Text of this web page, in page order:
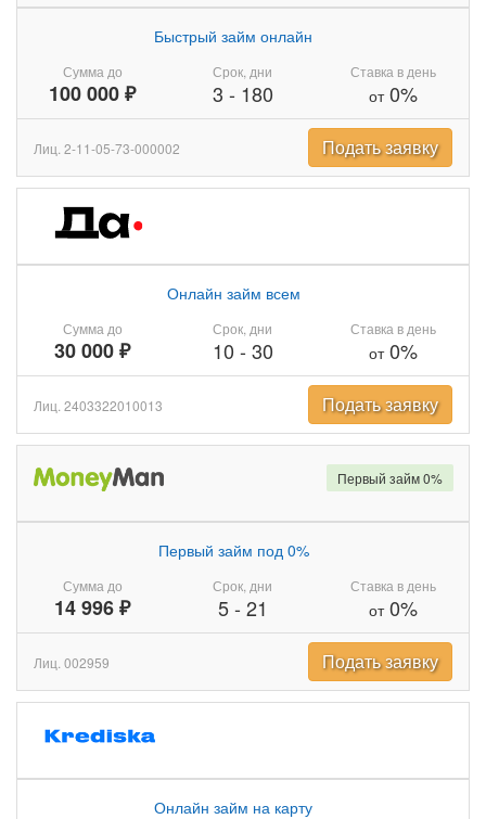
Сумма до
100 000 ₽
Быстрый займ онлайн
Срок, дни
3 - 180
Ставка в день
от0%
Лиц. 2-11-05-73-000002 Подать заявку
Сумма до
30 000 ₽
Онлайн займ всем
Срок, дни
10 - 30
Ставка в день
от0%
Лиц. 2403322010013 Подать заявку
Сумма до
14 996 ₽
Первый займ под 0%
Срок, дни
5- 21
Ставка в день
от0%
Первый займ 0%
Лиц. 002959 Подать заявку
Онлайн займ на карту